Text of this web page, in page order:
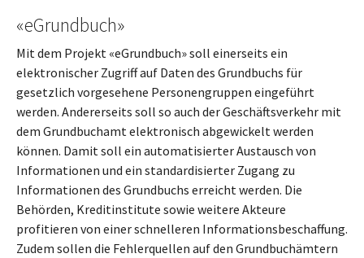
«eGrundbuch»
Mit dem Projekt «eGrundbuch» soll einerseits ein
elektronischer Zugriff auf Daten des Grundbuchs für
gesetzlich vorgesehene Personengruppen eingeführt
werden. Andererseits soll so auch der Geschäftsverkehr mit
dem Grundbuchamt elektronisch abgewickelt werden
können. Damit soll ein automatisierter Austausch von
Informationen und ein standardisierter Zugang zu
Informationen des Grundbuchs erreicht werden. Die
Behörden, Kreditinstitute sowie weitere Akteure
profitieren von einer schnelleren Informationsbeschaffung.
Zudem sollen die Fehlerquellen auf den Grundbuchämtern